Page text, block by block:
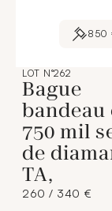
850
LOT N°262
Bague
bandeau
750 mil
de
TA,
260 / 340 €